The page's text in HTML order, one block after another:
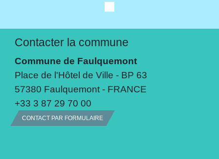
Contacter la commune
Commune de Faulquemont
Place de l'Hôtel de Ville - BP 63
57380 Faulquemont - FRANCE
+33 3 87 29 70 00
CONTACT PAR FORMULAIRE